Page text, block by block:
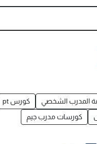
المدرب الشخصي
كورس pt
كورسات مدرب جيم